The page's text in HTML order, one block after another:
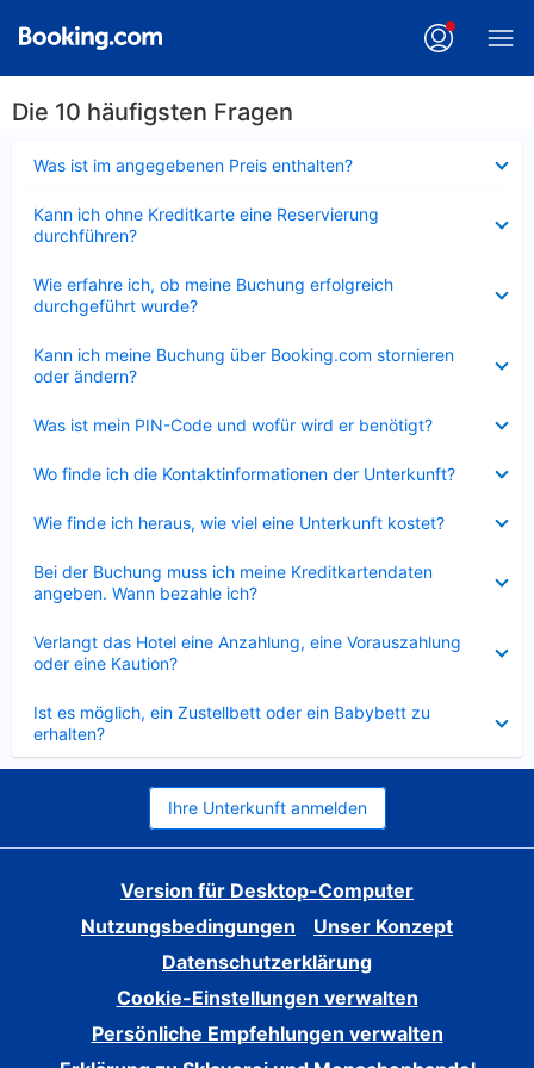
Die 10 häufigsten Fragen
Was ist im angegebenen Preis enthalten?
Kann ich ohne Kreditkarte eine Reservierung
durchführen?
Wie erfahre ich, ob meine Buchung erfolgreich
durchgeführt wurde?
Kann ich meine Buchung über Booking.com stornieren
oder ändern?
Was ist mein PIN-Code und wofür wird er benötigt?
Wo finde ich die Kontaktinformationen der Unterkunft?
Wie finde ich heraus, wie viel eine Unterkunft kostet?
Bei der Buchung muss ich meine Kreditkartendaten
angeben. Wann bezahle ich?
Verlangt das Hotel eine Anzahlung, eine Vorauszahlung
oder eine Kaution?
Ist es möglich, ein Zustellbett oder ein Babybett zu
erhalten?
Ihre Unterkunft anmelden
Version für Desktop-Computer
Nutzungsbedingungen
Unser Konzept
Datenschutzerklärung
Cookie-Einstellungen verwalten
Persönliche Empfehlungen verwalten